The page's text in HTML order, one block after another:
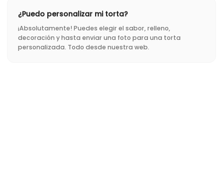
¿Puedo personalizar mi torta?
¡Absolutamente! Puedes elegir el sabor, relleno,
decoración y hasta enviar una foto para una torta
personalizada. Todo desde nuestra web.